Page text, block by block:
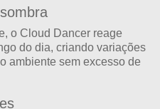
o Cloud Dancer reage
do dia, criando variações
ambiente sem excesso de